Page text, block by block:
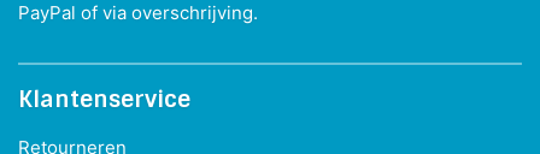
PayPal of via overschrijving.
Klantenservice
Retourneren